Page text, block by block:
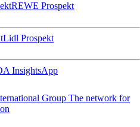
REWE Prospekt
Lidl Prospekt
InsightsApp
Group The network for